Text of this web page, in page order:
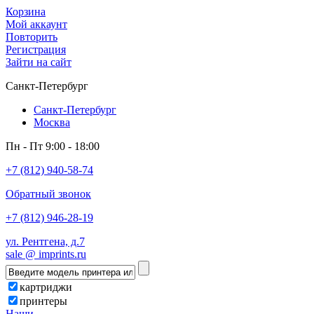
Корзина
Мой аккаунт
Повторить
Регистрация
Зайти на сайт
Санкт-Петербург
Санкт-Петербург
Москва
Пн - Пт 9:00 - 18:00
+7 (812) 940-58-74
Обратный звонок
+7 (812) 946-28-19
ул. Рентгена, д.7
sale @ imprints.ru
картриджи
принтеры